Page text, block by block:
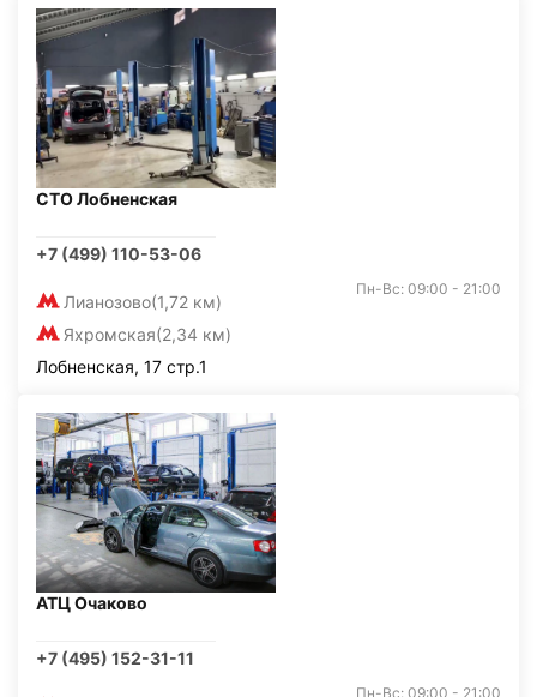
СТО Лобненская
+7 (499) 110-53-06
Лианозово(1,72 км)
Яхромская(2,34 км)
Пн-Вс: 09:00 - 21:00
Лобненская, 17 стр.1
АТЦ Очаково
+7 (495) 152-31-11
Пн-Вс: 09:00 - 21:00